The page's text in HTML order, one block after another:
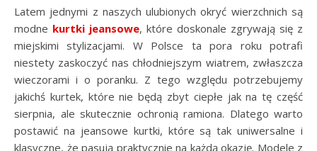
Latem jednymi z naszych ulubionych okryć wierzchnich są
modne kurtki jeansowe, które doskonale zgrywają się z
miejskimi stylizacjami. W Polsce ta pora roku potrafi
niestety zaskoczyć nas chłodniejszym wiatrem, zwłaszcza
wieczorami i o poranku. Z tego względu potrzebujemy
jakichś kurtek, które nie będą zbyt ciepłe jak na tę część
sierpnia, ale skutecznie ochronią ramiona. Dlatego warto
postawić na jeansowe kurtki, które są tak uniwersalne i
klasyczne, że pasują praktycznie na każdą okazję. Modele z